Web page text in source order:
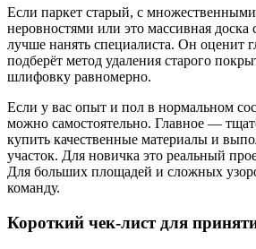
Если паркет старый, с
неровностями или это массивная
лучше нанять специалиста. Он оценит
подберёт метод удаления старого
шлифовку равномерно.
Если у вас опыт и пол в нормальном
можно самостоятельно. Главное —
купить качественные материалы и
участок. Для новичка это реальный
Для больших площадей и сложных
команду.
Короткий чек-лист для